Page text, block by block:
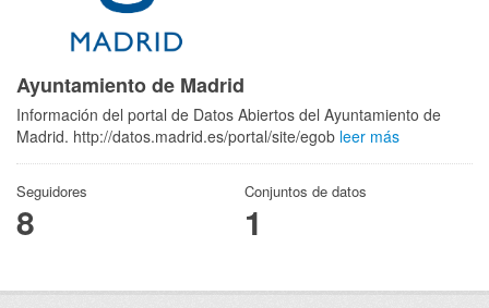
Ayuntamiento de Madrid
Información del portal de Datos Abiertos del Ayuntamiento de
Madrid. http://datos.madrid.es/portal/site/egob leer más
Seguidores
8
Conjuntos de datos
1